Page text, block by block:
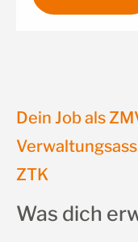
Dein Job als
ZTK
Was dich